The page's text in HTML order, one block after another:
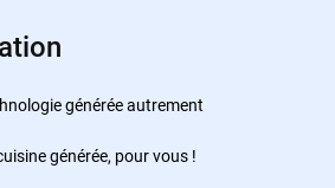
générée autrement
générée, pour vous !